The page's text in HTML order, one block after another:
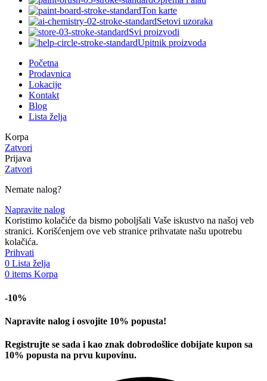
Ton karte
Setovi uzoraka
Svi proizvodi
Upitnik proizvoda
Početna
Prodavnica
Lokacije
Kontakt
Blog
Lista želja
Korpa
Zatvori
Prijava
Zatvori
Nemate nalog?
Napravite nalog
Koristimo kolačiće da bismo poboljšali Vaše iskustvo na našoj veb
stranici. Korišćenjem ove veb stranice prihvatate našu upotrebu
kolačića.
Prihvati
0 Lista želja
0 items Korpa
-10%
Napravite nalog i osvojite 10% popusta!
Registrujte se sada i kao znak dobrodošlice dobijate kupon sa
10% popusta na prvu kupovinu.